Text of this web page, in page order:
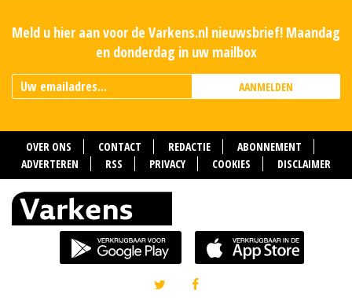
Meld u hier aan voor de Varkens.nl nieuwsbrief! Maandag
en donderdag in uw mailbox
AANMELDEN
OVER ONS CONTACT REDACTIE
ABONNEMENT
ADVERTEREN
RSS PRIVACY COOKIES DISCLAIMER